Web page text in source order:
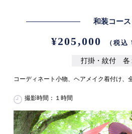
和装コース
¥205,000 （税
打掛・紋付 各
コーディネート小物、ヘアメイク着付け、
撮影時間：１時間